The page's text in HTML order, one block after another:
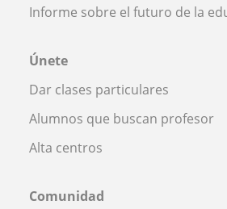
Informe sobre el futuro de la
Únete
Dar clases particulares
Alumnos que buscan profesor
Alta centros
Comunidad